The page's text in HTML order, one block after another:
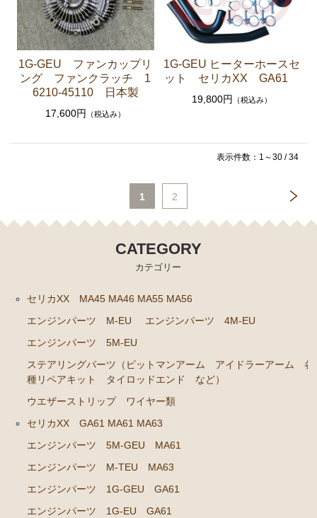
エアコン ヒーター関係
マークⅡ クレスタ チェイサー GX81 JZX81
エンジンパーツ 1G-GE
エンジンパーツ 1G-GTE
エンジンパーツ 1JZ-GTE
エンジンパーツ 1G-FE
ブレーキパーツ（マスターシリンダー リペアキッ
ーズシリンダー オーバーホールキット など）
ステアリングパーツ（各種リペアキット ラックブー
ーゲージなど）
駆動パーツ（センターサポートベアリング ドライブ
シャフトブーツ デフなど）
マークⅡ クレスタ チェイサー JZX90 JZX91 JZX93 GX9
エンジンパーツ 1JZ-GE JZX90 JZX93
エンジンパーツ 2J-GE JZX91
エンジンパーツ 1G-FE GX90
1G-GEU ファンカップリ
ング ファンクラッチ 1
6210-45110 日本製
17,600円 （税込み）
1G-GEU ヒーターホースセ
ット セリカXX GA61
19,800円 （税込み）
表示件数：1～30 / 34
1 2
CATEGORY
カテゴリー
セリカXX MA45 MA46 MA55 MA56
エンジンパーツ M-EU
エンジンパーツ 4M-EU
エンジンパーツ 5M-EU
ステアリングパーツ（ピットマンアーム アイドラーアーム 各
種リペアキット タイロッドエンド など）
ウエザーストリップ ワイヤー類
セリカXX GA61 MA61 MA63
エンジンパーツ 5M-GEU MA61
エンジンパーツ M-TEU MA63
エンジンパーツ 1G-GEU GA61
エンジンパーツ 1G-EU GA61